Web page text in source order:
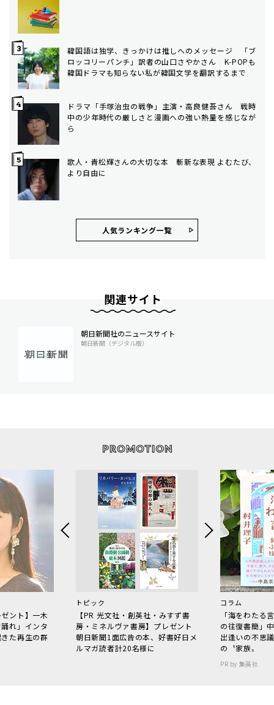
韓国語は独学、きっかけは推しへのメッセージ 「ブ
ロッコリーパンチ」訳者の山口さやかさん K-POPも
韓国ドラマも知らない私が韓国文学を翻訳するまで
ドラマ「手塚治虫の戦争」主演・高良健吾さん 戦時
中の少年時代の厳しさと漫画への強い熱量を感じなが
ら
歌人・青松輝さんの大切な本 斬新な表現 よむたび、
より自由に
人気ランキング⼀覧
関連サイト
朝日新聞社のニュースサイト
朝日新聞（デジタル版）
ント】一木
れ」インタ
た再生の群
トピック
【PR 光文社・創英社・みすず書
房・ミネルヴァ書房】プレゼント
朝日新聞1面広告の本、好書好日メ
ルマガ読者計20名様に
コラム
「海をわた
の往復書簡」
出逢いの不思
の〝家族〟
PR by 集英社